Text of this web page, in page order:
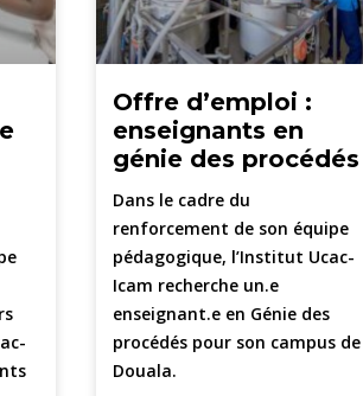
Offre d’emploi :
enseignants en
génie des procédés
Dans le cadre du
renforcement de son équipe
pédagogique, l’Institut Ucac-
Icam recherche un.e
enseignant.e en Génie des
procédés pour son campus de
Douala.